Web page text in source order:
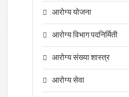
आरोग्य योजना
आरोग्य विभाग पदनिर्मिती
आरोग्य संख्या शास्त्र
आरोग्य सेवा